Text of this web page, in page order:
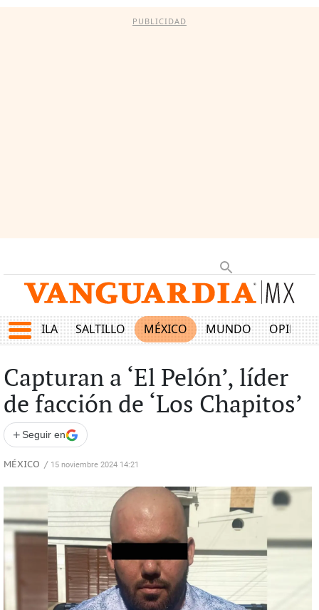
PUBLICIDAD
COAHUILA SALTILLO MÉXICO MUNDO OPINIÓN
Capturan a ‘El Pelón’, líder
de facción de ‘Los Chapitos’
+ Seguir en
MÉXICO / 15 noviembre 2024 14:21